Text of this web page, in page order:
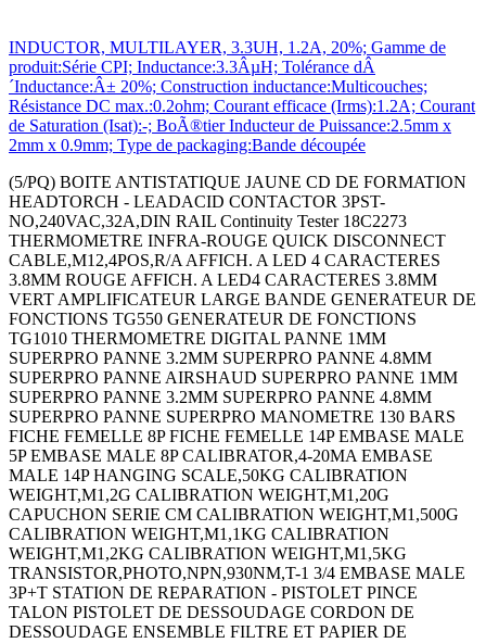
INDUCTOR, MULTILAYER, 3.3UH, 1.2A, 20%; Gamme de
produit:Série CPI; Inductance:3.3ÂµH; Tolérance dÂ
´Inductance:Â± 20%; Construction inductance:Multicouches;
Résistance DC max.:0.2ohm; Courant efficace (Irms):1.2A; Courant
de Saturation (Isat):-; BoÃ®tier Inducteur de Puissance:2.5mm x
2mm x 0.9mm; Type de packaging:Bande découpée
(5/PQ) BOITE ANTISTATIQUE JAUNE CD DE FORMATION
HEADTORCH - LEADACID CONTACTOR 3PST-
NO,240VAC,32A,DIN RAIL Continuity Tester 18C2273
THERMOMETRE INFRA-ROUGE QUICK DISCONNECT
CABLE,M12,4POS,R/A AFFICH. A LED 4 CARACTERES
3.8MM ROUGE AFFICH. A LED4 CARACTERES 3.8MM
VERT AMPLIFICATEUR LARGE BANDE GENERATEUR DE
FONCTIONS TG550 GENERATEUR DE FONCTIONS
TG1010 THERMOMETRE DIGITAL PANNE 1MM
SUPERPRO PANNE 3.2MM SUPERPRO PANNE 4.8MM
SUPERPRO PANNE AIRSHAUD SUPERPRO PANNE 1MM
SUPERPRO PANNE 3.2MM SUPERPRO PANNE 4.8MM
SUPERPRO PANNE SUPERPRO MANOMETRE 130 BARS
FICHE FEMELLE 8P FICHE FEMELLE 14P EMBASE MALE
5P EMBASE MALE 8P CALIBRATOR,4-20MA EMBASE
MALE 14P HANGING SCALE,50KG CALIBRATION
WEIGHT,M1,2G CALIBRATION WEIGHT,M1,20G
CAPUCHON SERIE CM CALIBRATION WEIGHT,M1,500G
CALIBRATION WEIGHT,M1,1KG CALIBRATION
WEIGHT,M1,2KG CALIBRATION WEIGHT,M1,5KG
TRANSISTOR,PHOTO,NPN,930NM,T-1 3/4 EMBASE MALE
3P+T STATION DE REPARATION - PISTOLET PINCE
TALON PISTOLET DE DESSOUDAGE CORDON DE
DESSOUDAGE ENSEMBLE FILTRE ET PAPIER DE